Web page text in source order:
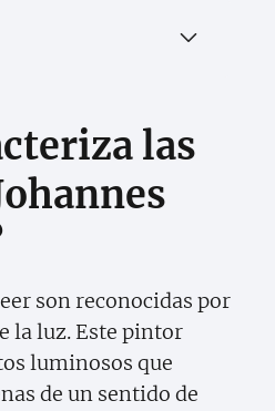
las
son reconocidas por
la luz. Este pintor
luminosos que
de un sentido de